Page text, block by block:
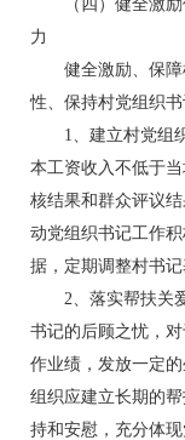
（四）健全激励
力
健全激励、保障
性、保持村党组织
1、建立村党组织
本工资收入不低于
核结果和群众评议
动党组织书记工作
据，定期调整村书
2、落实帮扶关爱
书记的后顾之忧，
作业绩，发放一定
组织应建立长期的
持和安慰，充分体